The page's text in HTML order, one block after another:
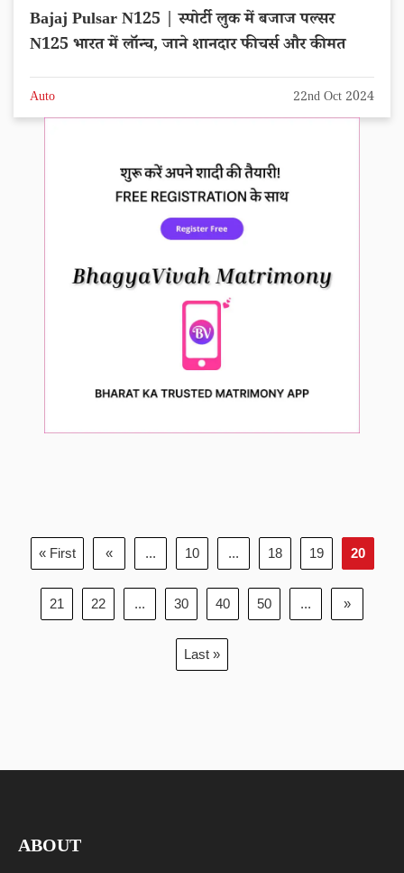
Bajaj Pulsar N125 | स्पोर्टी लुक में बजाज पल्सर
N125 भारत में लॉन्च, जाने शानदार फीचर्स और कीमत
Auto 22nd Oct 2024
« First « ... 10 ... 18 19 20
21 22 ... 30 40 50 ... »
Last »
ABOUT